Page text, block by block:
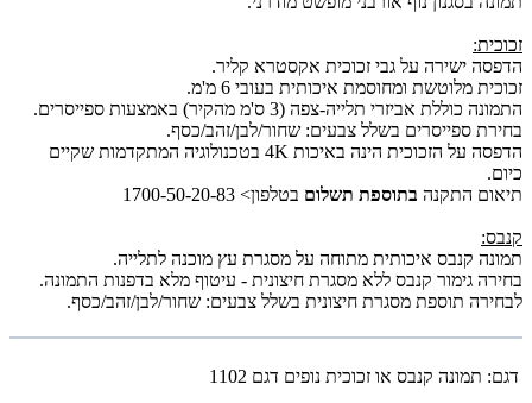
זכוכית:
הדפסה ישירה על גבי זכוכית אקסטרא קליר.
זכוכית מלוטשת ומחוסמת איכותית בעובי 6 מ'מ.
התמונה כוללת אביזרי תלייה-צפה (3 ס'מ מהקיר) באמצעות ספייסרים.
בחירת ספייסרים בשלל צבעים: שחור/לבן/זהב/כסף.
הדפסה על הזכוכית הינה באיכות 4K בטכנולוגיה המתקדמות שקיים
כיום.
תיאום התקנה בתוספת תשלום בטלפון> 1700-50-20-83
קנבס:
תמונה קנבס איכותית מתוחה על מסגרת עץ מוכנה לתלייה.
בחירה גימור קנבס ללא מסגרת חיצונית - עיטוף מלא בדפנות התמונה.
לבחירה תוספת מסגרת חיצונית בשלל צבעים: שחור/לבן/זהב/כסף.
דגם: תמונה קנבס או זכוכית נופים דגם 1102